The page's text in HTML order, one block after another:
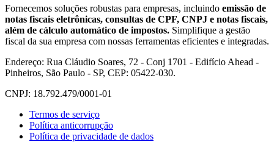
Fornecemos soluções robustas para empresas, incluindo emissão de
notas fiscais eletrônicas, consultas de CPF, CNPJ e notas fiscais,
além de cálculo automático de impostos. Simplifique a gestão
fiscal da sua empresa com nossas ferramentas eficientes e integradas.
Endereço: Rua Cláudio Soares, 72 - Conj 1701 - Edifício Ahead -
Pinheiros, São Paulo - SP, CEP: 05422-030.
CNPJ: 18.792.479/0001-01
Termos de serviço
Política anticorrupção
Política de privacidade de dados